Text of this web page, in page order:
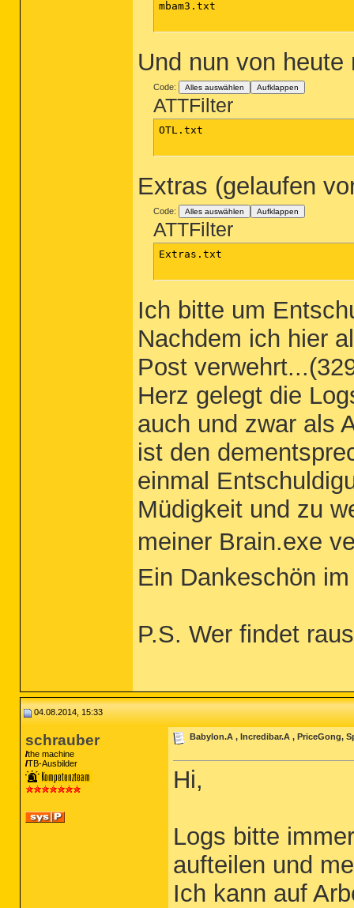
mbam3.txt
Und nun von
Code: Alles auswählen Aufklappen
ATTFilter
OTL.txt
Extras (gelaufen
Code: Alles auswählen Aufklappen
ATTFilter
Extras.txt
Ich bitte um
Nachdem ich hier
Post
Herz gelegt die
auch und zwar als
ist den
einmal
Müdigkeit und zu
meiner Brain.exe
Ein Dankeschön
P.S. Wer findet
04.08.2014, 15:33
schrauber
the machine
TB-Ausbilder
Babylon.A , Incredibar.A , PriceGong,
Hi,
Logs bitte
aufteilen und
Ich kann auf